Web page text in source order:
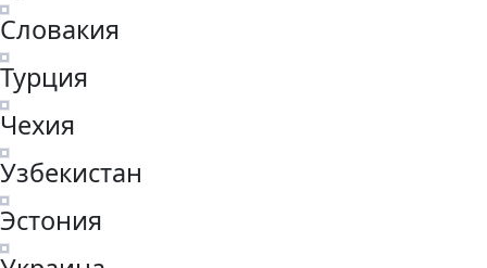
Словакия
Турция
Чехия
Узбекистан
Эстония